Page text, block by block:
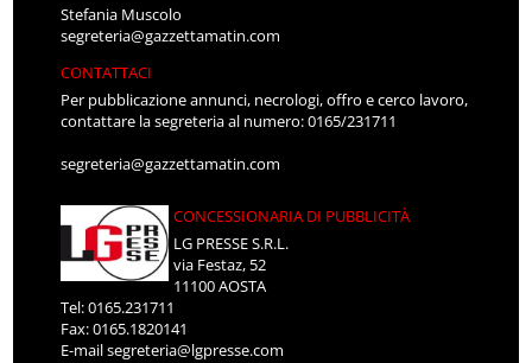
Stefania Muscolo
segreteria@gazzettamatin.com
CONTATTACI
Per pubblicazione annunci, necrologi, offro e cerco lavoro,
contattare la segreteria al numero: 0165/231711
segreteria@gazzettamatin.com
CONCESSIONARIA DI PUBBLICITÀ
LG PRESSE S.R.L.
via Festaz, 52
11100 AOSTA
Tel: 0165.231711
Fax: 0165.1820141
E-mailsegreteria@lgpresse.com